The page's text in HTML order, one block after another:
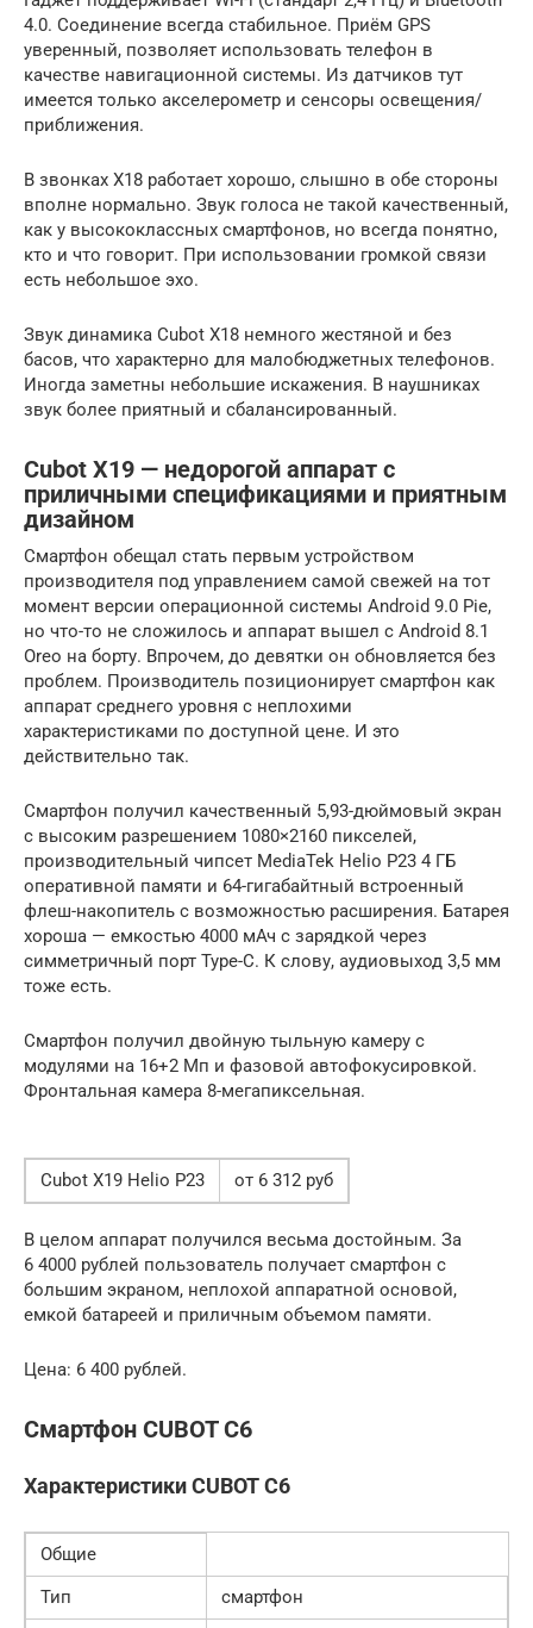
4.0. Соединение всегда стабильное. Приём GPS
уверенный, позволяет использовать телефон в
качестве навигационной системы. Из датчиков тут
имеется только акселерометр и сенсоры освещения/
приближения.
В звонках X18 работает хорошо, слышно в обе стороны
вполне нормально. Звук голоса не такой качественный,
как у высококлассных смартфонов, но всегда понятно,
кто и что говорит. При использовании громкой связи
есть небольшое эхо.
Звук динамика Cubot X18 немного жестяной и без
басов, что характерно для малобюджетных телефонов.
Иногда заметны небольшие искажения. В наушниках
звук более приятный и сбалансированный.
Cubot X19 — недорогой аппарат с
приличными спецификациями и приятным
дизайном
Смартфон обещал стать первым устройством
производителя под управлением самой свежей на тот
момент версии операционной системы Android 9.0 Pie,
но что-то не сложилось и аппарат вышел с Android 8.1
Oreo на борту. Впрочем, до девятки он обновляется без
проблем. Производитель позиционирует смартфон как
аппарат среднего уровня с неплохими
характеристиками по доступной цене. И это
действительно так.
Смартфон получил качественный 5,93-дюймовый экран
с высоким разрешением 1080×2160 пикселей,
производительный чипсет MediaTek Helio P23 4 ГБ
оперативной памяти и 64-гигабайтный встроенный
флеш-накопитель с возможностью расширения. Батарея
хороша — емкостью 4000 мАч с зарядкой через
симметричный порт Type-C. К слову, аудиовыход 3,5 мм
тоже есть.
Смартфон получил двойную тыльную камеру с
модулями на 16+2 Мп и фазовой автофокусировкой.
Фронтальная камера 8-мегапиксельная.
Cubot X19 Helio P23 от 6 312 руб
В целом аппарат получился весьма достойным. За
6 4000 рублей пользователь получает смартфон с
большим экраном, неплохой аппаратной основой,
емкой батареей и приличным объемом памяти.
Цена: 6 400 рублей.
Смартфон CUBOT C6
Характеристики CUBOT C6
Общие
Тип
смартфон